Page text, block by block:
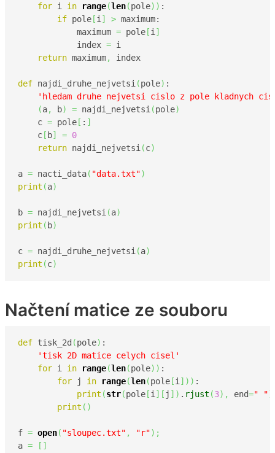
for i in range(len(pole) ) :
if pole [i ] > maximum:
            maximum
= pole [i ]
            index
= i
return maximum, index
def najdi_druhe_nejvetsi (pole) :
'hledam druhe nejvetsi cislo z pole kladnych
(a, b) = najdi_nejvetsi (pole)
    c
= pole [ : ]
    c
[ b] = 0
return najdi_nejvetsi (c)
a = nacti_data( "data.txt")
print (a)
b = najdi_nejvetsi (a)
print ( b)
c = najdi_druhe_nejvetsi (a)
print (c)
Načtení matice ze souboru
def tisk_2d (pole) :
'tisk 2D matice celych cisel'
for i in range(len(pole) ) :
for j in range(len(pole [i] ) ) :
print (str(pole [i] [ j ] ) . rjust (3) , end=" ")
print ( )
f = open( "sloupec.txt" , "r") ;
a = [ ]